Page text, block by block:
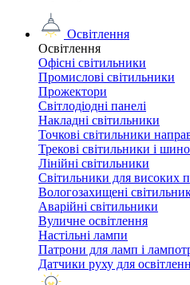
Освітлення
Освітлення
Офісні світильники
Промислові світильники
Прожектори
Світлодіодні панелі
Накладні світильники
Точкові світильники
Трекові світильники і
Лінійні світильники
Світильники для високих
Вологозахищені
Аварійні світильники
Вуличне освітлення
Настільні лампи
Патрони для ламп і
Датчики руху для